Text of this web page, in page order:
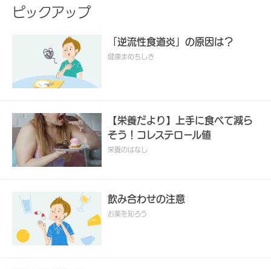
ピックアップ
「逆流性食道炎」の原因は？
健康まめちしき
【栄養だより】上手に食べて減ら
そう！コレステロール値
栄養のはなし
飲み合わせの注意
お薬を知ろう